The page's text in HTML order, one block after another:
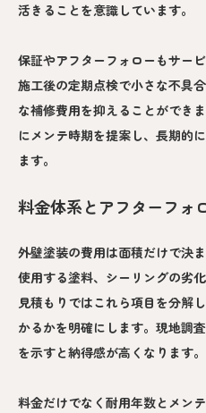
活きることを意識しています。
保証やアフターフォローもサー
施工後の定期点検で小さな不具
な補修費用を抑えることができ
にメンテ時期を提案し、長期的
ます。
料金体系とアフターフォ
外壁塗装の費用は面積だけで決
使用する塗料、シーリングの劣
見積もりではこれら項目を分解
かるかを明確にします。現地調
を示すと納得感が高くなります。
料金だけでなく耐用年数とメン